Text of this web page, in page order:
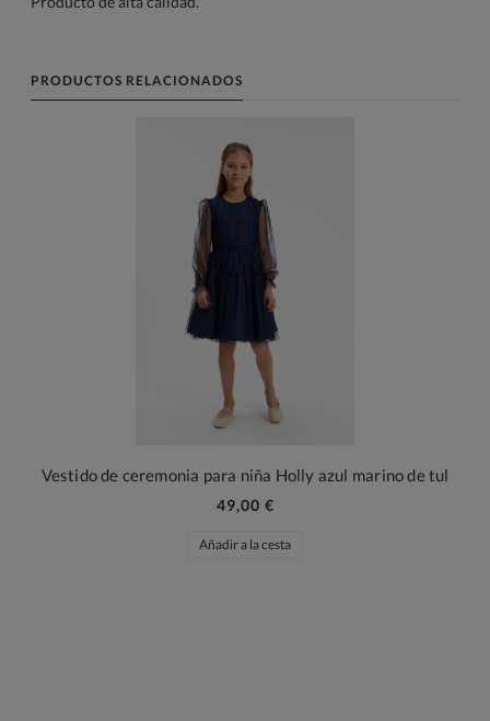
PRODUCTOS RELACIONADOS
Vestido de ceremonia para niña Holly azul marino de tul
49,00 €
Añadir a la cesta